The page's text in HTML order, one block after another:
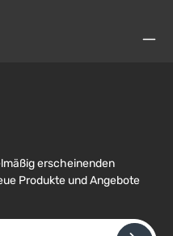
erscheinenden
Produkte und Angebote